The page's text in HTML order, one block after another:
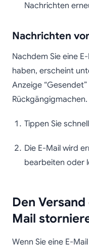
Nachrichten
Nachrichten
Nachdem Sie eine
haben, erscheint
Anzeige
Rückgängigmachen.
Tippen Sie
Die E-Mail wird
bearbeiten oder
Den
Mail
Wenn Sie eine E-